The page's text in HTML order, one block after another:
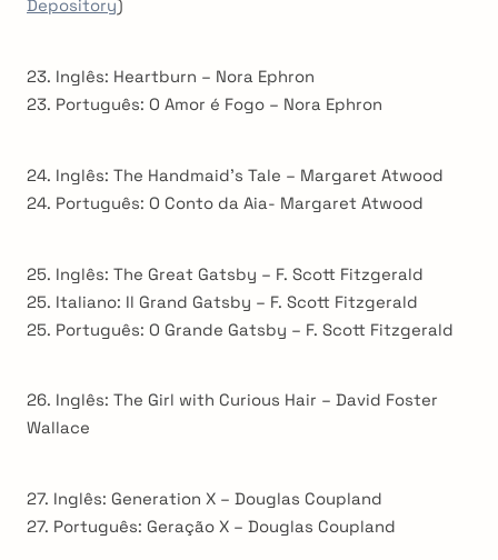
Depository)
23. Inglês: Heartburn – Nora Ephron
23. Português: O Amor é Fogo – Nora Ephron
24. Inglês: The Handmaid’s Tale – Margaret Atwood
24. Português: O Conto da Aia- Margaret Atwood
25. Inglês: The Great Gatsby – F. Scott Fitzgerald
25. Italiano: Il Grand Gatsby – F. Scott Fitzgerald
25. Português: O Grande Gatsby – F. Scott Fitzgerald
26. Inglês: The Girl with Curious Hair – David Foster
Wallace
27. Inglês: Generation X – Douglas Coupland
27. Português: Geração X – Douglas Coupland